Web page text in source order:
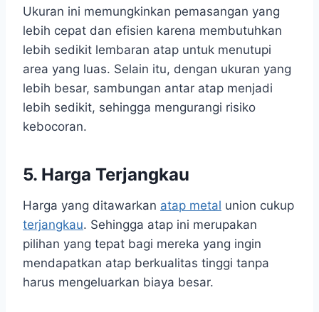
Ukuran ini memungkinkan pemasangan yang
lebih cepat dan efisien karena membutuhkan
lebih sedikit lembaran atap untuk menutupi
area yang luas. Selain itu, dengan ukuran yang
lebih besar, sambungan antar atap menjadi
lebih sedikit, sehingga mengurangi risiko
kebocoran.
5. Harga Terjangkau
Harga yang ditawarkan atap metal union cukup
terjangkau. Sehingga atap ini merupakan
pilihan yang tepat bagi mereka yang ingin
mendapatkan atap berkualitas tinggi tanpa
harus mengeluarkan biaya besar.